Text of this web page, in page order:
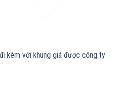
kèm với khung giá được công ty